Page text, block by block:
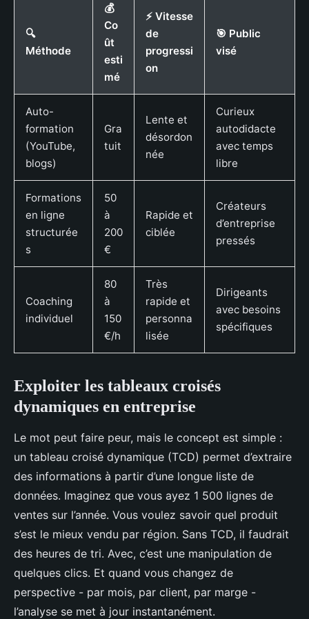
🔍
Méthode
💰
Co
ût
esti
mé
⚡ Vitesse
de
progressi
on
🎯 Public
visé
Auto-
formation
(YouTube,
blogs)
Gra
tuit
Lente et
désordon
née
Curieux
autodidacte
avec temps
libre
Formations
en ligne
structurée
s
50
à
200
€
Rapide et
ciblée
Créateurs
d’entreprise
pressés
Coaching
individuel
80
à
150
€/h
Très
rapide et
personna
lisée
Dirigeants
avec besoins
spécifiques
Exploiter les tableaux croisés
dynamiques en entreprise
Le mot peut faire peur, mais le concept est simple :
un tableau croisé dynamique (TCD) permet d’extraire
des informations à partir d’une longue liste de
données. Imaginez que vous ayez 1 500 lignes de
ventes sur l’année. Vous voulez savoir quel produit
s’est le mieux vendu par région. Sans TCD, il faudrait
des heures de tri. Avec, c’est une manipulation de
quelques clics. Et quand vous changez de
perspective - par mois, par client, par marge -
l’analyse se met à jour instantanément.